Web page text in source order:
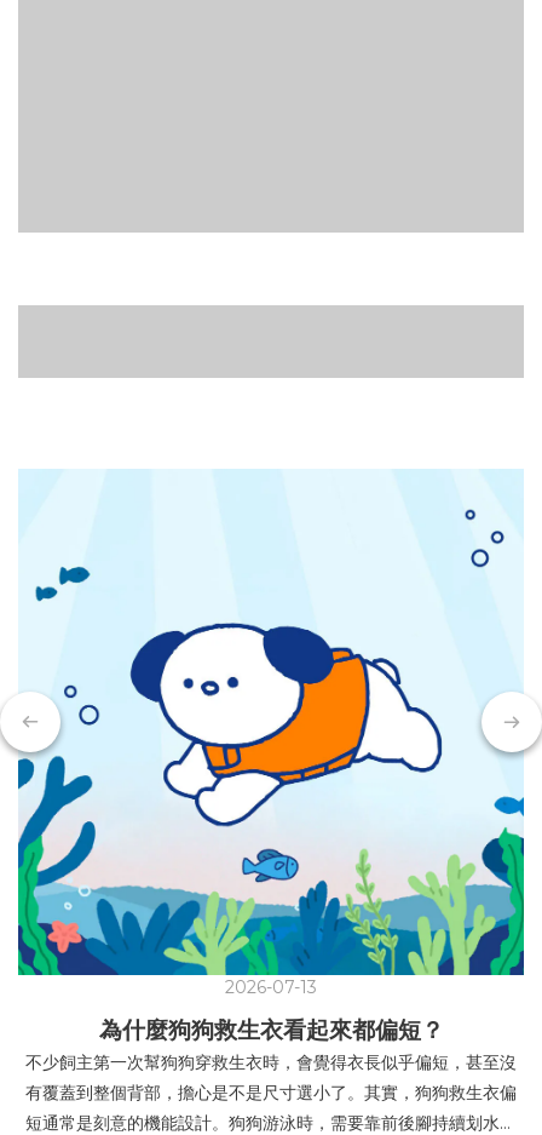
寵物防舔頭套
2026-07-13
為什麼狗狗救生衣看起來都偏短？
不少飼主第一次幫狗狗穿救生衣時，會覺得衣長似乎偏短，甚至沒
有覆蓋到整個背部，擔心是不是尺寸選小了。其實，狗狗救生衣偏
短通常是刻意的機能設計。狗狗游泳時，需要靠前後腳持續划水，